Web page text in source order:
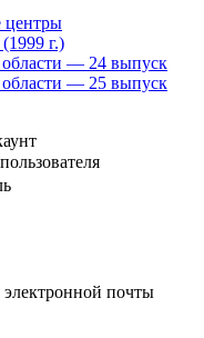
центры
г.)
области — 24 выпуск
области — 25 выпуск
почты